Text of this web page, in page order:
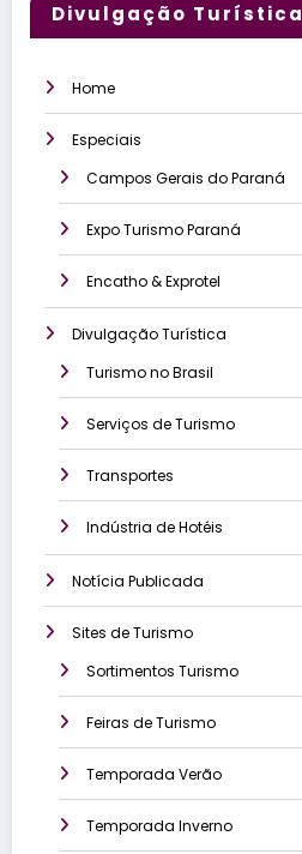
Divulgação Turística
Home
Especiais
Campos Gerais do Paraná
Expo Turismo Paraná
Encatho & Exprotel
Divulgação Turística
Turismo no Brasil
Serviços de Turismo
Transportes
Indústria de Hotéis
Notícia Publicada
Sites de Turismo
Sortimentos Turismo
Feiras de Turismo
Temporada Verão
Temporada Inverno